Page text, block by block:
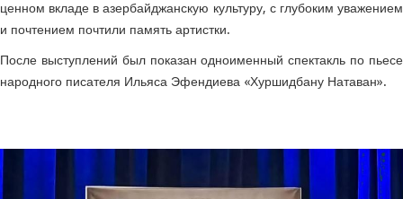
ценном вкладе в азербайджанскую культуру, с глубоким уважением
и почтением почтили память артистки.
После выступлений был показан одноименный спектакль по пьесе
народного писателя Ильяса Эфендиева «Хуршидбану Натаван».